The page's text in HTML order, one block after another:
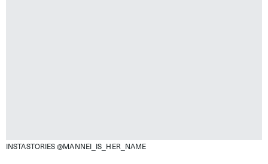
INSTASTORIES @MANNEI_IS_HER_NAME